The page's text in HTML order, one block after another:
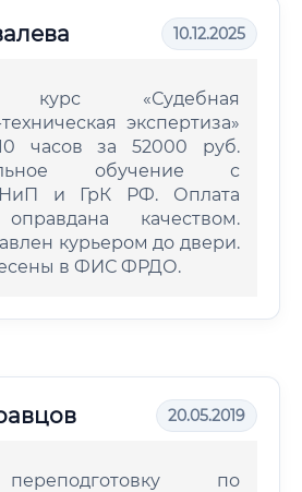
10.12.2025
курс «Судебная
экспертиза»
часов за 52000 руб.
обучение с
и ГрК РФ. Оплата
качеством.
курьером до двери.
в ФИС ФРДО.
20.05.2019
по